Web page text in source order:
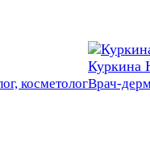
косметолог
Куркина
Врач-